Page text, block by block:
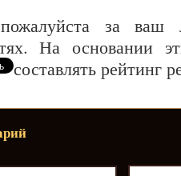
пожалуйста за
На основании
составлять рейтинг